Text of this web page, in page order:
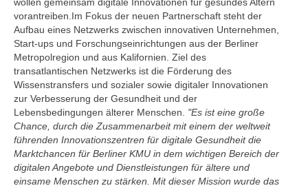
vorantreiben.Im Fokus der neuen Partnerschaft steht der
Aufbau eines Netzwerks zwischen innovativen Unternehmen,
Start-ups und Forschungseinrichtungen aus der Berliner
Metropolregion und aus Kalifornien. Ziel des
transatlantischen Netzwerks ist die Förderung des
Wissenstransfers und sozialer sowie digitaler Innovationen
zur Verbesserung der Gesundheit und der
Lebensbedingungen älterer Menschen. "Es ist eine große
Chance, durch die Zusammenarbeit mit einem der weltweit
führenden Innovationszentren für digitale Gesundheit die
Marktchancen für Berliner KMU in dem wichtigen Bereich der
digitalen Angebote und Dienstleistungen für ältere und
einsame Menschen zu stärken. Mit dieser Mission wurde das